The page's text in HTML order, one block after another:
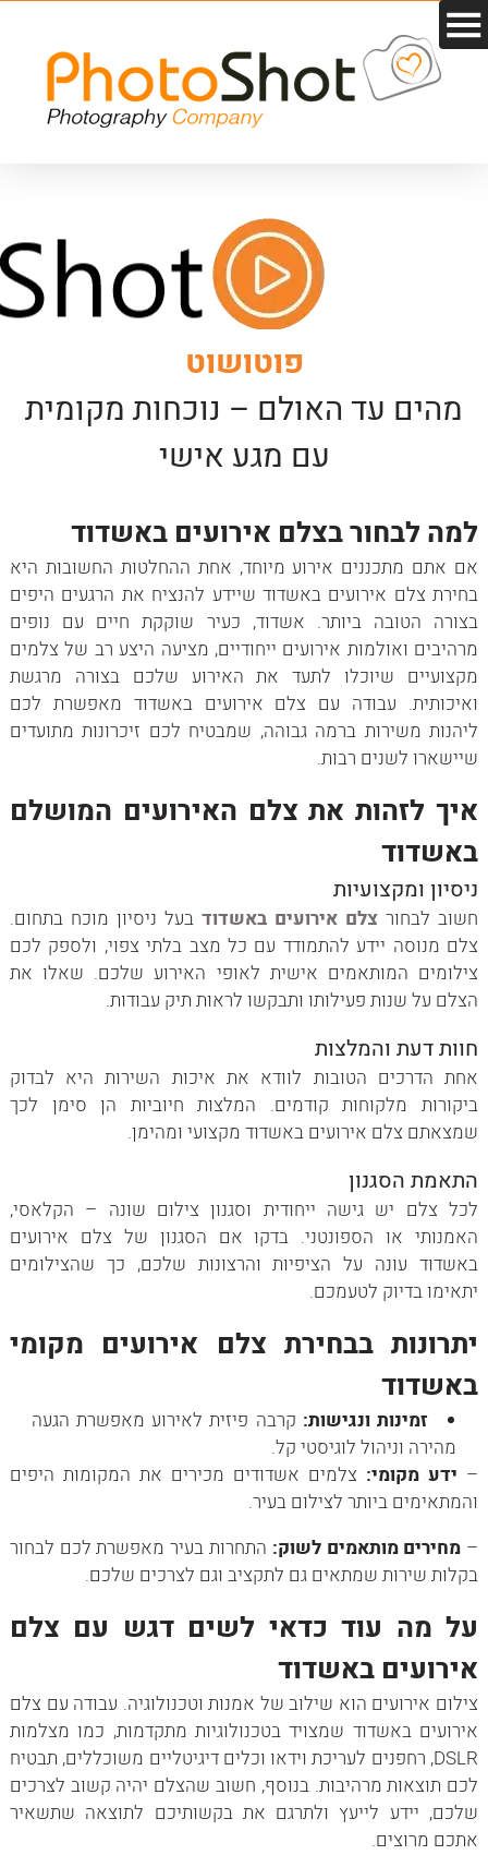
פוטושוט
מהים עד האולם – נוכחות מקומית
עם מגע אישי
למה לבחור בצלם אירועים באשדוד
אם אתם מתכננים אירוע מיוחד, אחת ההחלטות החשובות היא
בחירת צלם אירועים באשדוד שיידע להנציח את הרגעים היפים
בצורה הטובה ביותר. אשדוד, כעיר שוקקת חיים עם נופים
מרהיבים ואולמות אירועים ייחודיים, מציעה היצע רב של צלמים
מקצועיים שיוכלו לתעד את האירוע שלכם בצורה מרגשת
ואיכותית. עבודה עם צלם אירועים באשדוד מאפשרת לכם
ליהנות משירות ברמה גבוהה, שמבטיח לכם זיכרונות מתועדים
שיישארו לשנים רבות.
איך לזהות את צלם האירועים המושלם
באשדוד
ניסיון ומקצועיות
חשוב לבחור צלם אירועים באשדודבעל ניסיון מוכח בתחום.
צלם מנוסה יידע להתמודד עם כל מצב בלתי צפוי, ולספק לכם
צילומים המותאמים אישית לאופי האירוע שלכם. שאלו את
הצלם על שנות פעילותו ותבקשו לראות תיק עבודות.
חוות דעת והמלצות
אחת הדרכים הטובות לוודא את איכות השירות היא לבדוק
ביקורות מלקוחות קודמים. המלצות חיוביות הן סימן לכך
שמצאתם צלם אירועים באשדוד מקצועי ומהימן.
התאמת הסגנון
לכל צלם יש גישה ייחודית וסגנון צילום שונה – הקלאסי,
האמנותי או הספונטני. בדקו אם הסגנון של צלם אירועים
באשדוד עונה על הציפיות והרצונות שלכם, כך שהצילומים
יתאימו בדיוק לטעמכם.
יתרונות בבחירת צלם אירועים מקומי
באשדוד
זמינות ונגישות: קרבה פיזית לאירוע מאפשרת הגעה
מהירה וניהול לוגיסטי קל.
– ידע מקומי: צלמים אשדודים מכירים את המקומות היפים
והמתאימים ביותר לצילום בעיר.
– מחירים מותאמים לשוק: התחרות בעיר מאפשרת לכם לבחור
בקלות שירות שמתאים גם לתקציב וגם לצרכים שלכם.
על מה עוד כדאי לשים דגש עם צלם
אירועים באשדוד
צילום אירועים הוא שילוב של אמנות וטכנולוגיה. עבודה עם צלם
אירועים באשדוד שמצויד בטכנולוגיות מתקדמות, כמו מצלמות
DSLR, רחפנים לעריכת וידאו וכלים דיגיטליים משוכללים, תבטיח
לכם תוצאות מרהיבות. בנוסף, חשוב שהצלם יהיה קשוב לצרכים
שלכם, יידע לייעץ ולתרגם את בקשותיכם לתוצאה שתשאיר
אתכם מרוצים.